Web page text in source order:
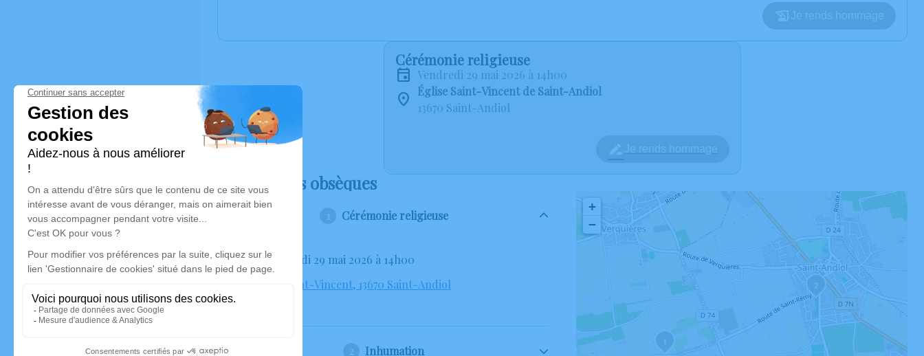
Je rends hommage
Cérémonie religieuse
vendredi 29 mai 2026 à 14h00
Église Saint-Vincent de Saint-Andiol
13670 Saint-Andiol
Je rends hommage
Déroulé des obsèques
Cérémonie religieuse
Le vendredi 29 mai 2026 à 14h00
Église Saint-Vincent, 13670 Saint-Andiol
Inhumation
1
2
+
−